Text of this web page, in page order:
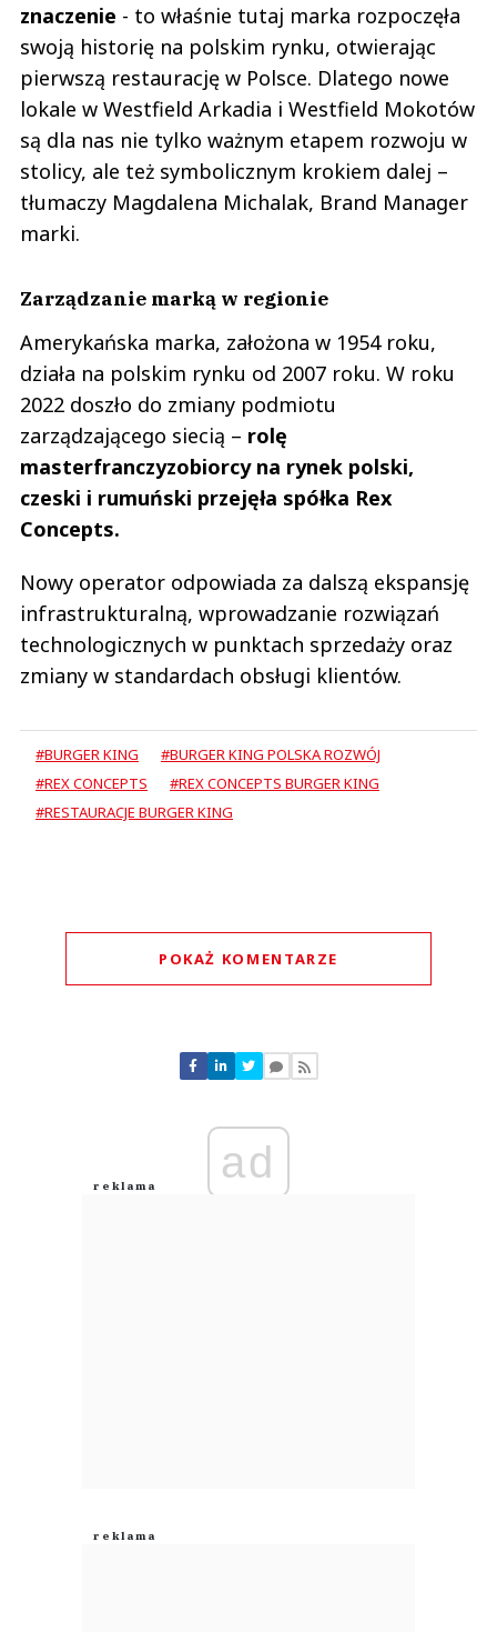
znaczenie - to właśnie tutaj marka rozpoczęła
swoją historię na polskim rynku, otwierając
pierwszą restaurację w Polsce. Dlatego nowe
lokale w Westfield Arkadia i Westfield Mokotów
są dla nas nie tylko ważnym etapem rozwoju w
stolicy, ale też symbolicznym krokiem dalej –
tłumaczy Magdalena Michalak, Brand Manager
marki.
Zarządzanie marką w regionie
Amerykańska marka, założona w 1954 roku,
działa na polskim rynku od 2007 roku. W roku
2022 doszło do zmiany podmiotu
zarządzającego siecią – rolę
masterfranczyzobiorcy na rynek polski,
czeski i rumuński przejęła spółka Rex
Concepts.
Nowy operator odpowiada za dalszą ekspansję
infrastrukturalną, wprowadzanie rozwiązań
technologicznych w punktach sprzedaży oraz
zmiany w standardach obsługi klientów.
#BURGER KING
#BURGER KING POLSKA ROZWÓJ
#REX CONCEPTS
#REX CONCEPTS BURGER KING
#RESTAURACJE BURGER KING
POKAŻ KOMENTARZE
Nie znaleziono komentarzy
Zostaw swoje komentarze
Anuluj
ad